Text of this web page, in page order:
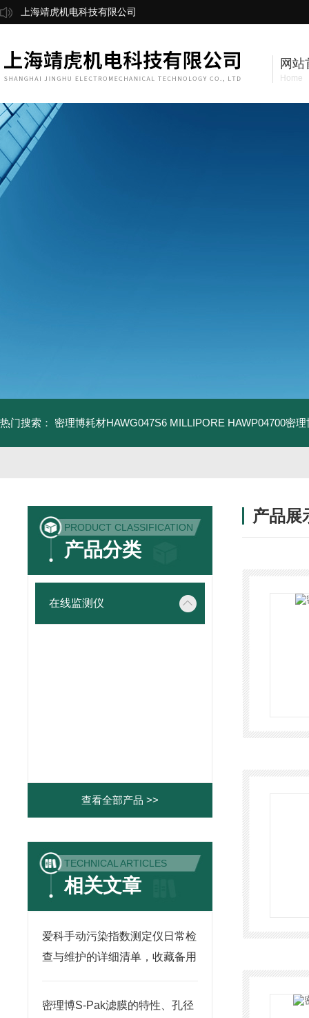
上海靖虎机电科技有限公司
网站
Home
热门搜索： 密理博耗材HAWG047S6 MILLIPORE HAWP04700密
PRODUCT CLASSIFICATION
产品分类
在线监测仪
查看全部产品 >>
TECHNICAL ARTICLES
相关文章
爱科手动污染指数测定仪日常检
查与维护的详细清单，收藏备用
密理博S-Pak滤膜的特性、孔径
产品展